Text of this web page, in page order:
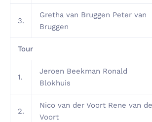
3.
Gretha van Bruggen Peter van
Bruggen
Tour
1.
Jeroen Beekman Ronald
Blokhuis
2.
Nico van der Voort Rene van
Voort